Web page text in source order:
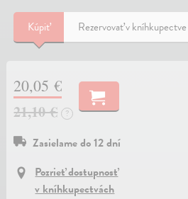
Kúpiť Rezervovať v kníhkupectve
20,05 €
21,10 €
?
Zasielame do 12 dní
Pozrieť dostupnosť
v kníhkupectvách